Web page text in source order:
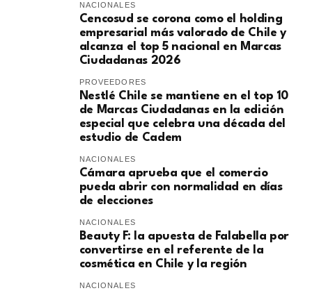
NACIONALES
Cencosud se corona como el holding
empresarial más valorado de Chile y
alcanza el top 5 nacional en Marcas
Ciudadanas 2026
PROVEEDORES
Nestlé Chile se mantiene en el top 10
de Marcas Ciudadanas en la edición
especial que celebra una década del
estudio de Cadem
NACIONALES
Cámara aprueba que el comercio
pueda abrir con normalidad en días
de elecciones
NACIONALES
Beauty F: la apuesta de Falabella por
convertirse en el referente de la
cosmética en Chile y la región
NACIONALES